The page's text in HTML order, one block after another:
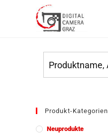
Produkt-Kategorien
Neuprodukte